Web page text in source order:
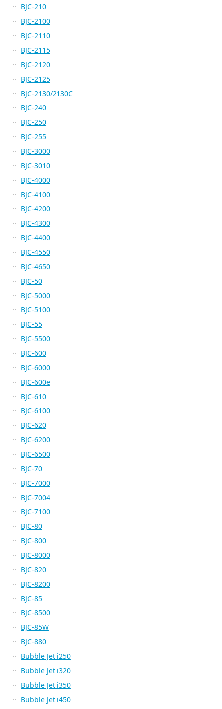
BJC-210
BJC-2100
BJC-2110
BJC-2115
BJC-2120
BJC-2125
BJC-2130/2130C
BJC-240
BJC-250
BJC-255
BJC-3000
BJC-3010
BJC-4000
BJC-4100
BJC-4200
BJC-4300
BJC-4400
BJC-4550
BJC-4650
BJC-50
BJC-5000
BJC-5100
BJC-55
BJC-5500
BJC-600
BJC-6000
BJC-600e
BJC-610
BJC-6100
BJC-620
BJC-6200
BJC-6500
BJC-70
BJC-7000
BJC-7004
BJC-7100
BJC-80
BJC-800
BJC-8000
BJC-820
BJC-8200
BJC-85
BJC-8500
BJC-85W
BJC-880
Bubble Jet i250
Bubble Jet i320
Bubble Jet i350
Bubble Jet i450